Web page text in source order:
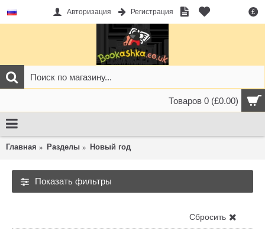
£
Авторизация Регистрация
Товаров 0 (£0.00)
Главная Разделы Новый год
Показать фильтры
Сбросить